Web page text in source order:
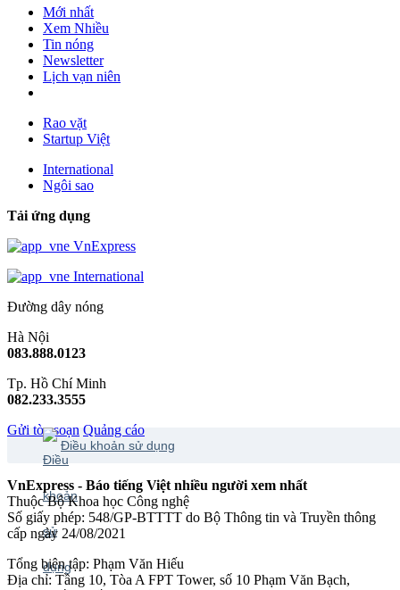
Mới nhất
Xem Nhiều
Tin nóng
Newsletter
Lịch vạn niên
Rao vặt
Startup Việt
International
Ngôi sao
Tải ứng dụng
VnExpress
International
Đường dây nóng
Hà Nội
083.888.0123
Tp. Hồ Chí Minh
082.233.3555
Gửi tòa soạn Quảng cáo
Điều khoản sử dụng
VnExpress - Báo tiếng Việt nhiều người xem nhất
Thuộc Bộ Khoa học Công nghệ
Số giấy phép: 548/GP-BTTTT do Bộ Thông tin và Truyền thông
cấp ngày 24/08/2021
Tổng biên tập: Phạm Văn Hiếu
Địa chỉ: Tầng 10, Tòa A FPT Tower, số 10 Phạm Văn Bạch,